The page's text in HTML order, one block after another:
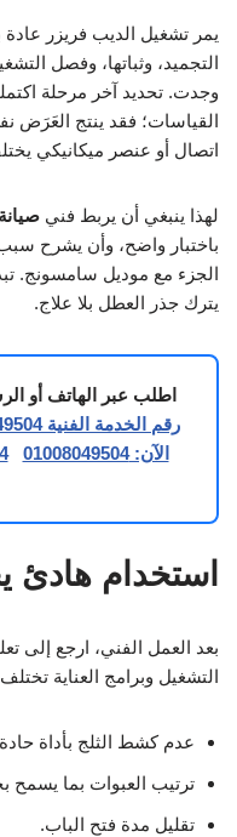
يمر تشغيل الديب فريزر
التجميد، وثباتها، وفصل
وجدت. تحديد آخر مرحلة
القياسات؛ فقد ينتج العَرَض
اتصال أو عنصر ميكانيكي
لهذا ينبغي أن يربط فني
باختبار واضح، وأن يشرح
الجزء مع موديل سامسونج.
يترك جذر العطل بلا علاج.
اطلب عبر الهاتف أو
رقم الخدمة الفنية 01008049504
الآن: 01008049504
استخدام هادئ
بعد العمل الفني، ارجع إلى
التشغيل وبرامج العناية
عدم كشط الثلج بأداة
ترتيب العبوات بما يسمح
تقليل مدة فتح الباب.